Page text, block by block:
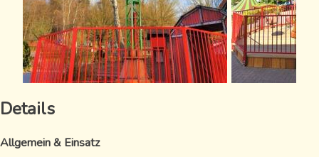
Details
Allgemein & Einsatz